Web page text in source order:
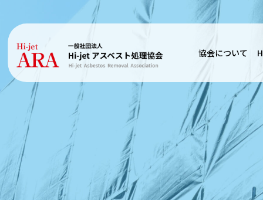
協会について